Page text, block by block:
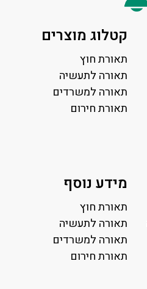
קטלוג מוצרים
תאורת חוץ
תאורה לתעשיה
תאורה למשרדים
תאורת חירום
מידע נוסף
תאורת חוץ
תאורה לתעשיה
תאורה למשרדים
תאורת חירום